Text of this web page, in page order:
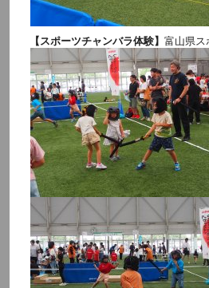
【スポーツチャンバラ体験】 富山県ス